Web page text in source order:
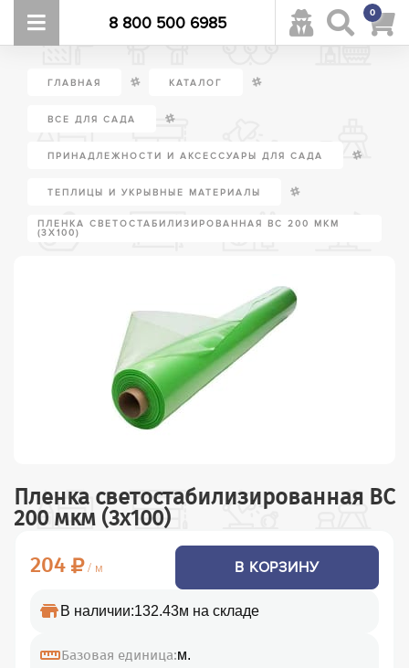
8 800 500 6985
0
ГЛАВНАЯ / КАТАЛОГ /
ВСЕ ДЛЯ САДА /
ПРИНАДЛЕЖНОСТИ И АКСЕССУАРЫ ДЛЯ САДА /
ТЕПЛИЦЫ И УКРЫВНЫЕ МАТЕРИАЛЫ /
ПЛЕНКА СВЕТОСТАБИЛИЗИРОВАННАЯ ВС 200 МКМ
(3Х100)
Пленка светостабилизированная ВС
200 мкм (3х100)
204
/ м В КОРЗИНУ
В наличии:132.43м на складе
Базовая единица:м.